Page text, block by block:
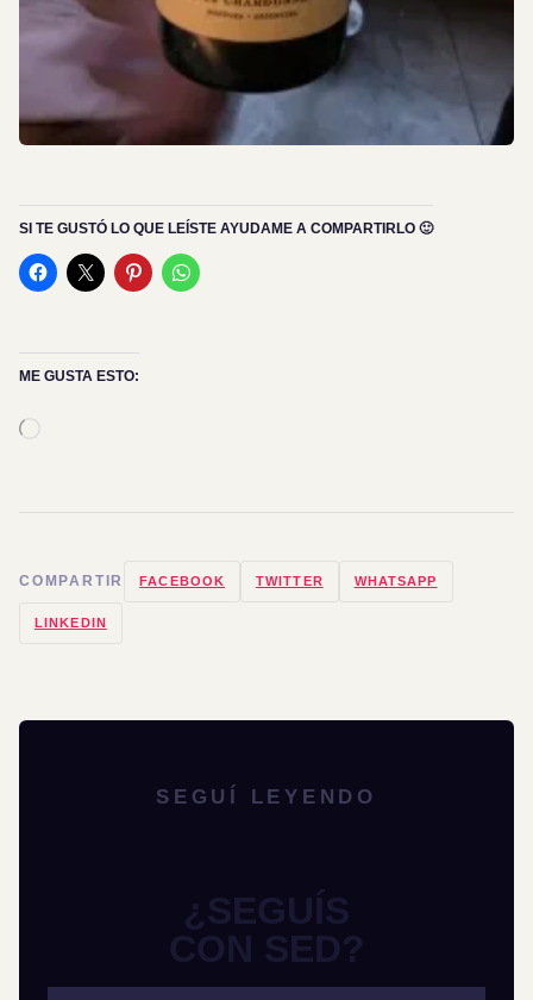
SI TE GUSTÓ LO QUE LEÍSTE AYUDAME A COMPARTIRLO 🙂
ME GUSTA ESTO:
COMPARTIR FACEBOOK TWITTER WHATSAPP
LINKEDIN
SEGUÍ LEYENDO
¿SEGUÍS
CON SED?